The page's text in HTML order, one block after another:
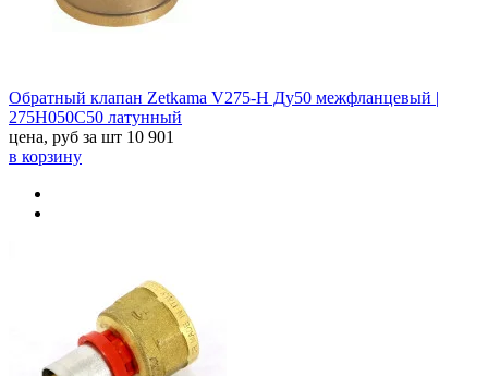
Обратный клапан Zetkama V275-H Ду50 межфланцевый |
275H050C50 латунный
цена, руб за шт 10 901
в корзину